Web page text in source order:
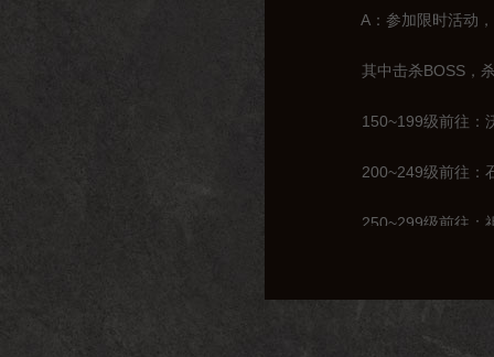
A：参加限时活动，
其中击杀BOSS，杀
150~199级前往：沃
200~249级前往：石
250~299级前往：祖